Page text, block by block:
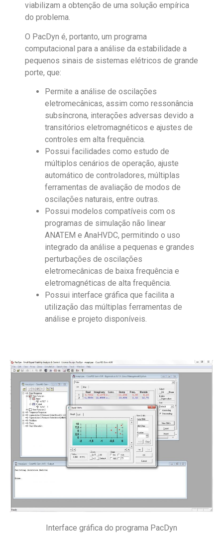
viabilizam a obtenção de uma solução empírica
do problema.
O PacDyn é, portanto, um programa
computacional para a análise da estabilidade a
pequenos sinais de sistemas elétricos de grande
porte, que:
Permite a análise de oscilações
eletromecânicas, assim como ressonância
subsíncrona, interações adversas devido a
transitórios eletromagnéticos e ajustes de
controles em alta frequência.
Possui facilidades como estudo de
múltiplos cenários de operação, ajuste
automático de controladores, múltiplas
ferramentas de avaliação de modos de
oscilações naturais, entre outras.
Possui modelos compatíveis com os
programas de simulação não linear
ANATEM e AnaHVDC, permitindo o uso
integrado da análise a pequenas e grandes
perturbações de oscilações
eletromecânicas de baixa frequência e
eletromagnéticas de alta frequência.
Possui interface gráfica que facilita a
utilização das múltiplas ferramentas de
análise e projeto disponíveis.
Interface gráfica do programa PacDyn